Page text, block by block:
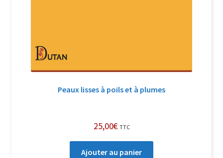
Peaux lisses à poils et à plumes
25,00€ TTC
Ajouter au panier